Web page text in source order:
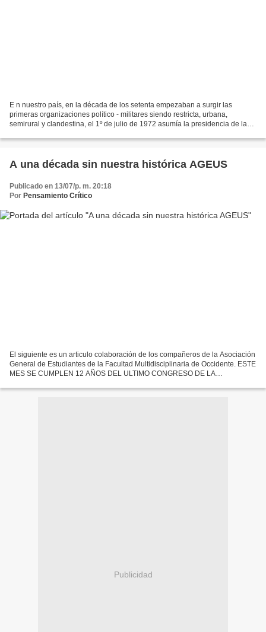
E n nuestro país, en la década de los setenta empezaban a surgir las
primeras organizaciones político - militares siendo restricta, urbana,
semirural y clandestina, el 1º de julio de 1972 asumía la presidencia de la
A una década sin nuestra histórica AGEUS
Publicado en 13/07/p. m. 20:18
Por Pensamiento Crítico
El siguiente es un articulo colaboración de los compañeros de la Asociación
General de Estudiantes de la Facultad Multidisciplinaria de Occidente. ESTE
MES SE CUMPLEN 12 AÑOS DEL ULTIMO CONGRESO DE LA
SALVADOREÑOS...
Publicidad